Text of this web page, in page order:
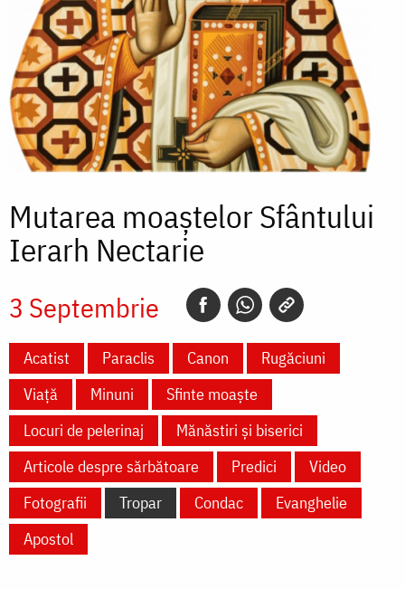
Mutarea moaștelor Sfântului
Ierarh Nectarie
3 Septembrie
Acatist Paraclis Canon
Rugăciuni
Viață
Minuni
Sfinte moaște
Locuri de pelerinaj
Mănăstiri și biserici
Articole despre sărbătoare
Predici
Video
Fotografii
Tropar Condac
Evanghelie
Apostol